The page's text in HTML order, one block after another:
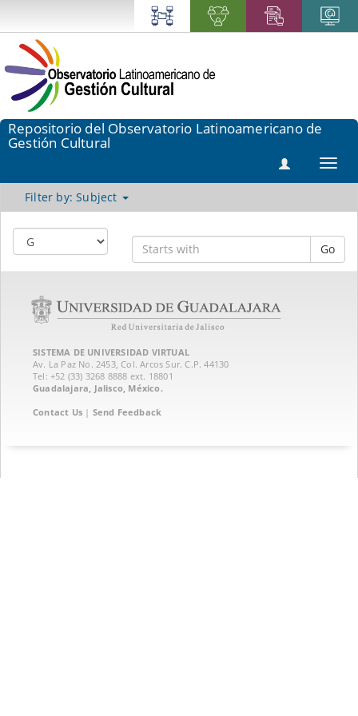
Repositorio del Observatorio Latinoamericano de
Gestión Cultural
Filter by: Subject
Go
SISTEMA DE UNIVERSIDAD VIRTUAL
Av. La Paz No. 2453, Col. Arcos Sur. C.P. 44130
Tel: +52 (33) 3268 8888‏ ext. 18801
Guadalajara, Jalisco, México.
Contact Us | Send Feedback